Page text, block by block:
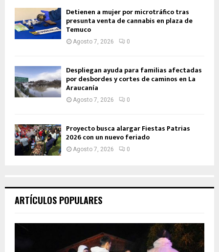
Detienen a mujer por microtráfico tras
presunta venta de cannabis en plaza de
Temuco
Agosto 7, 2026 0
Despliegan ayuda para familias afectadas
por desbordes y cortes de caminos en La
Araucanía
Agosto 7, 2026 0
Proyecto busca alargar Fiestas Patrias
2026 con un nuevo feriado
Agosto 7, 2026 0
ARTÍCULOS POPULARES